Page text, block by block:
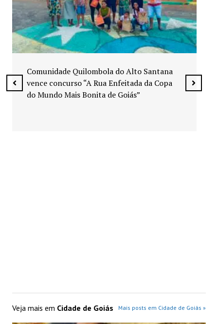
Exposição “Arte em Cores” leva pinturas a
espaços públicos de Senador Canedo
Veja mais em Cidade de Goiás Mais posts em Cidade de Goiás »